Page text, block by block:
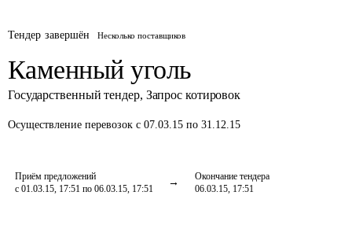
Тендер завершён Несколько поставщиков
Каменный уголь
Государственный тендер, Запрос котировок
Осуществление перевозок с 07.03.15 по 31.12.15
Приём предложений
с 01.03.15, 17:51 по 06.03.15, 17:51
Окончание тендера
06.03.15, 17:51